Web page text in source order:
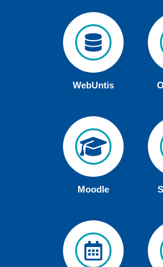
WebUntis
Moodle